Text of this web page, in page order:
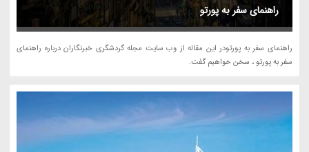
راهنمای سفر به پورتو
راهنمای سفر به پورتودر این مقاله از وب سایت مجله گردشگری خبرنگاران درباره راهنمای
سفر به پورتو ، سخن خواهیم گفت.